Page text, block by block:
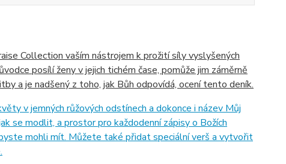
Collection vaším nástrojem k prožití síly vyslyšených
posílí ženy v jejich tichém čase, pomůže jim záměrně
a je nadšený z toho, jak Bůh odpovídá, ocení tento deník.
v jemných růžových odstínech a dokonce i název Můj
se modlit, a prostor pro každodenní zápisy o Božích
mohli mít. Můžete také přidat speciální verš a vytvořit